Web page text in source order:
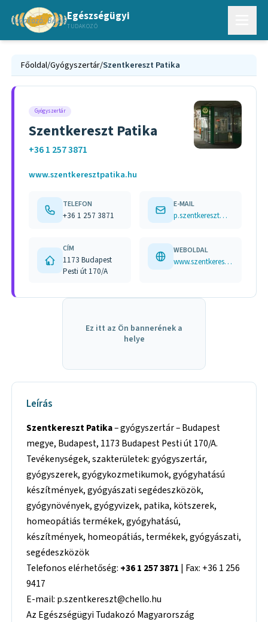
Egészségügyi
TUDAKOZÓ
Főoldal/Gyógyszertár/Szentkereszt Patika
Gyógyszertár
Szentkereszt Patika
+36 1 257 3871
www.szentkeresztpatika.hu
TELEFON
+36 1 257 3871
E-MAIL
p.szentkereszt@chello.hu
CÍM
1173 Budapest
Pesti út 170/A
WEBOLDAL
www.szentkeresztpatika.hu
Ez itt az Ön bannerének a
helye
Leírás
Szentkereszt Patika– gyógyszertár – Budapest
megye, Budapest, 1173 Budapest Pesti út 170/A.
Tevékenységek, szakterületek: gyógyszertár,
gyógyszerek, gyógykozmetikumok, gyógyhatású
készítmények, gyógyászati segédeszközök,
gyógynövények, gyógyvizek, patika, kötszerek,
homeopátiás termékek, gyógyhatású,
készítmények, homeopátiás, termékek, gyógyászati,
segédeszközök
Telefonos elérhetőség: +36 1 257 3871 | Fax: +36 1 256
9417
E-mail: p.szentkereszt@chello.hu
Az Egészségügyi Tudakozó Magyarország